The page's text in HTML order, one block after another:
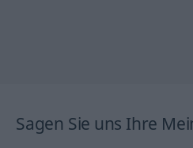
Sagen Sie uns Ihre